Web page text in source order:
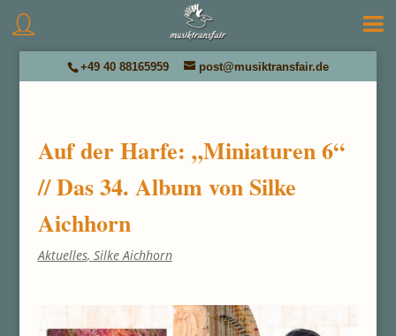
+49 40 88165959 post@musiktransfair.de
Auf der Harfe: „Miniaturen 6“
// Das 34. Album von Silke
Aichhorn
Aktuelles, Silke Aichhorn